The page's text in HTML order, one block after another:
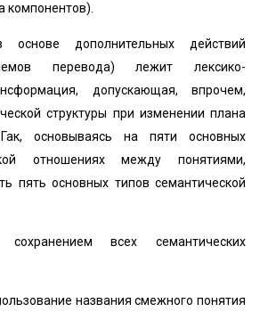
компонентов).
дополнительных действий
перевода) лежит лексико-
допускающая, впрочем,
структуры при изменении плана
основываясь на пяти основных
отношениях между понятиями,
пять основных типов семантической
всех семантических
названия смежного понятия